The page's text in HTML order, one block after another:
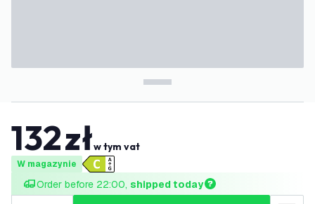
132złw tym vat
W magazynie
Order before 22:00, shipped today